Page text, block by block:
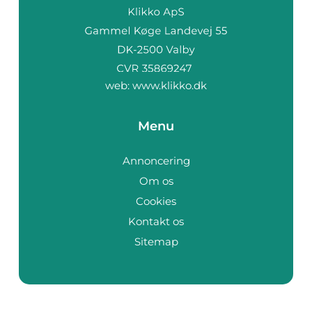
web: www.klikko.dk
Menu
Annoncering
Om os
Cookies
Kontakt os
Sitemap